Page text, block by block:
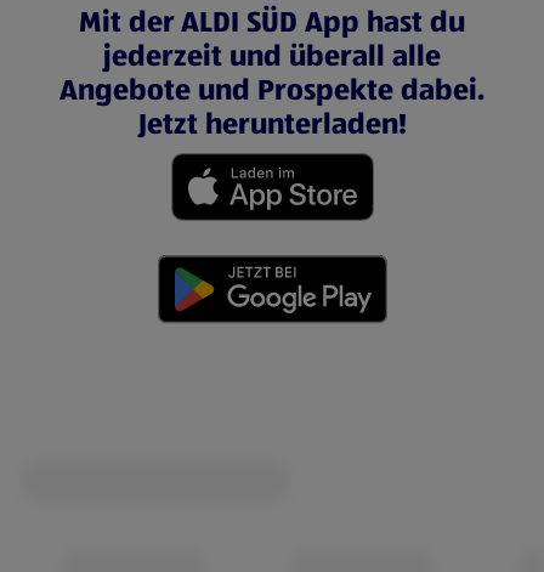
Mit der ALDI SÜD App hast du
jederzeit und überall alle
Angebote und Prospekte dabei.
Jetzt herunterladen!